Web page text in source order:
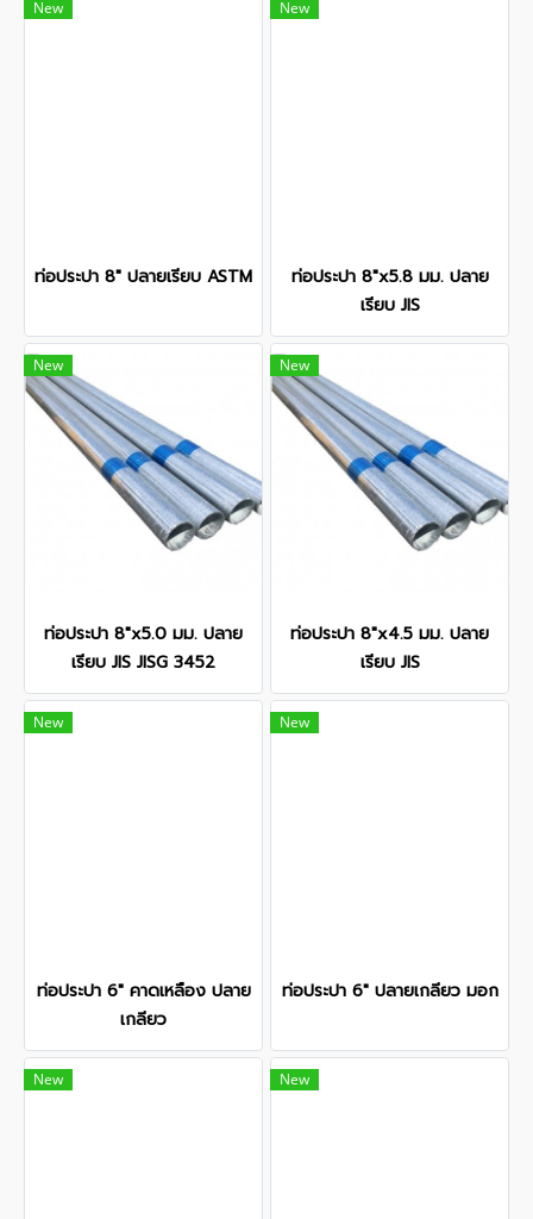
New
ท่อประปา 8" ปลายเรียบ ASTM
New
ท่อประปา 8"x5.8 มม. ปลาย
เรียบ JIS
New
ท่อประปา 8"x5.0 มม. ปลาย
เรียบ JIS JISG 3452
New
ท่อประปา 8"x4.5 มม. ปลาย
เรียบ JIS
New
ท่อประปา 6" คาดเหลือง ปลาย
เกลียว
New
ท่อประปา 6" ปลายเกลียว มอก
New New